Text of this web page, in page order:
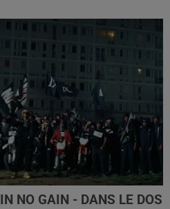
NO GAIN - DANS LE DOS